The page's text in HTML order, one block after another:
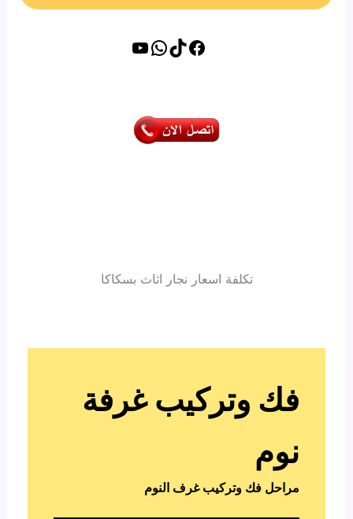
فيسبوك
تيك توكواتساب
يوتيوب
تكلفة اسعار نجار اثاث بسكاكا
فك وتركيب غرفة
نوم
مراحل فك وتركيب غرف النوم